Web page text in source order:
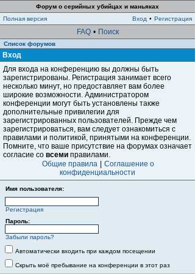
Форум о серийных убийцах и маньяках
Полная версия
Вход • Регистрация
FAQ • Поиск
Список форумов
Вход
Для входа на конференцию вы должны быть
зарегистрированы. Регистрация занимает всего
несколько минут, но предоставляет вам более
широкие возможности. Администратором
конференции могут быть установлены также
дополнительные привилегии для
зарегистрированных пользователей. Прежде чем
зарегистрироваться, вам следует ознакомиться с
правилами и политикой, принятыми на конференции.
Помните, что ваше присутствие на форумах означает
согласие со всеми правилами.
Общие правила
Соглашение о
конфиденциальности
Имя пользователя:
Регистрация
Пароль:
Забыли пароль?
Автоматически входить при каждом посещении
Скрыть моё пребывание на конференции в этот раз